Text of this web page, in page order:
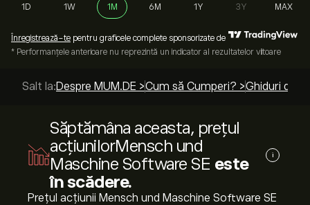
1D 1W 1M 6M 1Y 3Y MAX
Înregistrează-te pentru graficele complete sponsorizate de
* Performanțele anterioare nu reprezintă un indicator al rezultatelor viitoare
Salt la:Despre MUM.DE >Cum să Cumperi? >Ghiduri de
Săptămâna aceasta, prețul
acțiunilorMensch und
Maschine Software SE este
în scădere.
i
Prețul acțiunii Mensch und Maschine Software SE